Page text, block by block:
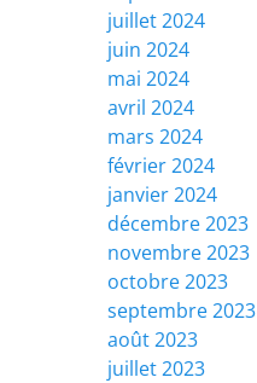
juillet 2024
juin 2024
mai 2024
avril 2024
mars 2024
février 2024
janvier 2024
décembre 2023
novembre 2023
octobre 2023
septembre 2023
août 2023
juillet 2023